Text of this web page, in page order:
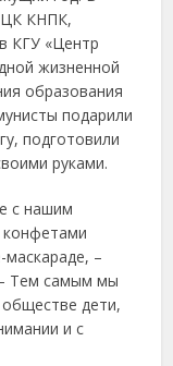
ЦК КНПК,
КГУ «Центр
жизненной
образования
подарили
подготовили
руками.
с нашим
–
Тем самым мы
дети,
и с